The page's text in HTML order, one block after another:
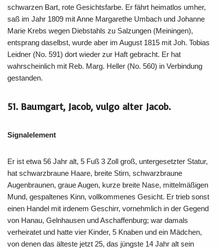
schwarzen Bart, rote Gesichtsfarbe. Er fährt heimatlos umher,
saß im Jahr 1809 mit Anne Margarethe Umbach und Johanne
Marie Krebs wegen Diebstahls zu Salzungen (Meiningen),
entsprang daselbst, wurde aber im August 1815 mit Joh. Tobias
Leidner (No. 591) dort wieder zur Haft gebracht. Er hat
wahrscheinlich mit Reb. Marg. Heller (No. 560) in Verbindung
gestanden.
51. Baumgart, Jacob, vulgo alter Jacob.
Signalelement
Er ist etwa 56 Jahr alt, 5 Fuß 3 Zoll groß, untergesetzter Statur,
hat schwarzbraune Haare, breite Stirn, schwarzbraune
Augenbraunen, graue Augen, kurze breite Nase, mittelmäßigen
Mund, gespaltenes Kinn, vollkommenes Gesicht. Er trieb sonst
einen Handel mit irdenem Geschirr, vornehmlich in der Gegend
von Hanau, Gelnhausen und Aschaffenburg; war damals
verheiratet und hatte vier Kinder, 5 Knaben und ein Mädchen,
von denen das älteste jetzt 25, das jüngste 14 Jahr alt sein